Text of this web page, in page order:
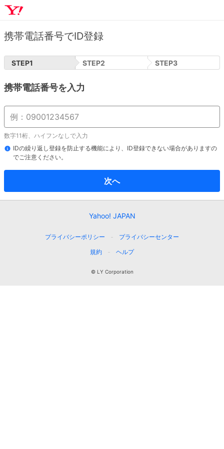
携帯電話番号でID登録
STEP1 STEP2 STEP3
携帯電話番号を入力
数字11桁、ハイフンなしで入力
IDの繰り返し登録を防止する機能により、ID登録できない場合がありますの
でご注意ください。
次へ
Yahoo! JAPAN
プライバシーポリシー
プライバシーセンター
規約
ヘルプ
© LY Corporation